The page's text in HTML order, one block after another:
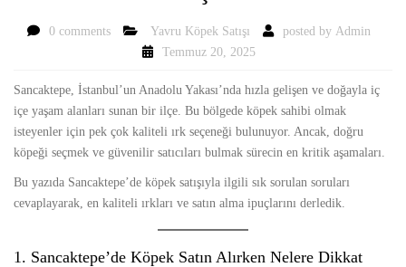
0 comments Yavru Köpek Satışı posted by Admin
Temmuz 20, 2025
Sancaktepe, İstanbul’un Anadolu Yakası’nda hızla gelişen ve doğayla iç
içe yaşam alanları sunan bir ilçe. Bu bölgede köpek sahibi olmak
isteyenler için pek çok kaliteli ırk seçeneği bulunuyor. Ancak, doğru
köpeği seçmek ve güvenilir satıcıları bulmak sürecin en kritik aşamaları.
Bu yazıda Sancaktepe’de köpek satışıyla ilgili sık sorulan soruları
cevaplayarak, en kaliteli ırkları ve satın alma ipuçlarını derledik.
1. Sancaktepe’de Köpek Satın Alırken Nelere Dikkat